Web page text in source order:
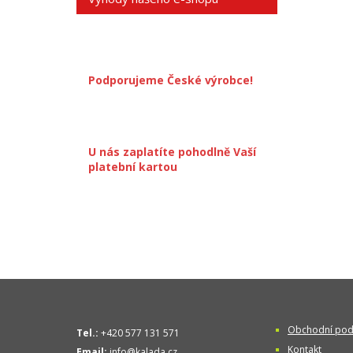
Podporujeme České výrobce!
U nás zaplatíte pohodlně Vaší
platební kartou
Tel.: +420 577 131 571
Obchodní
Kontakt